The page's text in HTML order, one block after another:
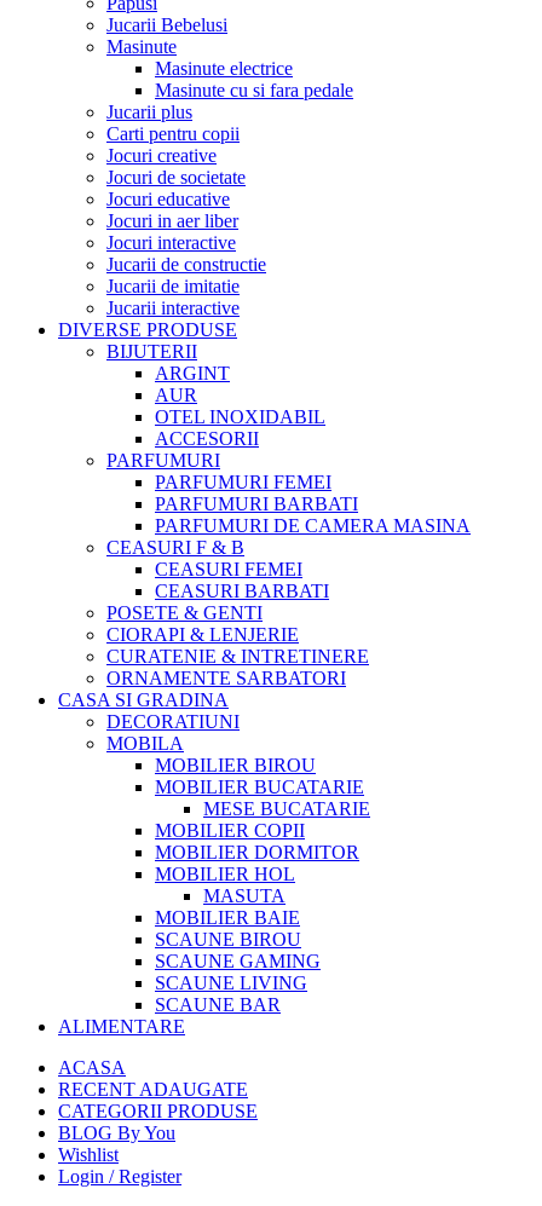
Jucarii Bebelusi
Masinute
Masinute electrice
Masinute cu si fara pedale
Jucarii plus
Carti pentru copii
Jocuri creative
Jocuri de societate
Jocuri educative
Jocuri in aer liber
Jocuri interactive
Jucarii de constructie
Jucarii de imitatie
Jucarii interactive
DIVERSE PRODUSE
BIJUTERII
ARGINT
AUR
OTEL INOXIDABIL
ACCESORII
PARFUMURI
PARFUMURI FEMEI
PARFUMURI BARBATI
PARFUMURI DE CAMERA MASINA
CEASURI F & B
CEASURI FEMEI
CEASURI BARBATI
POSETE & GENTI
CIORAPI & LENJERIE
CURATENIE & INTRETINERE
ORNAMENTE SARBATORI
CASA SI GRADINA
DECORATIUNI
MOBILA
MOBILIER BIROU
MOBILIER BUCATARIE
MESE BUCATARIE
MOBILIER COPII
MOBILIER DORMITOR
MOBILIER HOL
MASUTA
MOBILIER BAIE
SCAUNE BIROU
SCAUNE GAMING
SCAUNE LIVING
SCAUNE BAR
ALIMENTARE
ACASA
RECENT ADAUGATE
CATEGORII PRODUSE
BLOG By You
Wishlist
Login / Register